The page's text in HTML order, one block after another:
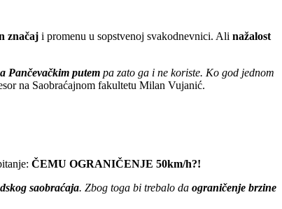
značaj i promenu u sopstvenoj svakodnevnici. Ali nažalost
Pančevačkim putem pa zato ga i ne koriste. Ko god jednom
na Saobraćajnom fakultetu Milan Vujanić.
ČEMU OGRANIČENJE 50km/h?!
saobraćaja. Zbog toga bi trebalo da ograničenje brzine